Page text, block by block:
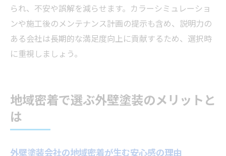
られ、不安や誤解を減らせます。カラーシミュレーショ
ンや施工後のメンテナンス計画の提示も含め、説明力の
ある会社は長期的な満足度向上に貢献するため、選択時
に重視しましょう。
地域密着で選ぶ外壁塗装のメリットと
は
外壁塗装会社の地域密着が生む安心感の理由